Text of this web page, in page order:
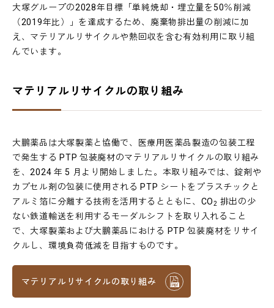
大塚グループの2028年目標「単純焼却・埋立量を50％削減
（2019年比）」を達成するため、廃棄物排出量の削減に加
え、マテリアルリサイクルや熱回収を含む有効利用に取り組
んでいます。
マテリアルリサイクルの取り組み
大鵬薬品は大塚製薬と協働で、医療用医薬品製造の包装工程
で発生する PTP 包装廃材のマテリアルリサイクルの取り組み
を、2024 年 5 月より開始しました。本取り組みでは、錠剤や
カプセル剤の包装に使用される PTP シートをプラスチックと
アルミ箔に分離する技術を活用するとともに、CO2 排出の少
ない鉄道輸送を利用するモーダルシフトを取り入れること
で、大塚製薬および大鵬薬品における PTP 包装廃材をリサイ
クルし、環境負荷低減を目指すものです。
マテリアルリサイクルの取り組み